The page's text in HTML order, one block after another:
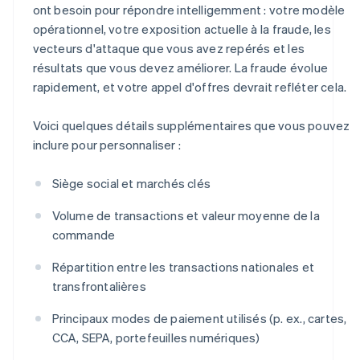
ont besoin pour répondre intelligemment : votre modèle
opérationnel, votre exposition actuelle à la fraude, les
vecteurs d'attaque que vous avez repérés et les
résultats que vous devez améliorer. La fraude évolue
rapidement, et votre appel d'offres devrait refléter cela.
Voici quelques détails supplémentaires que vous pouvez
inclure pour personnaliser :
Siège social et marchés clés
Volume de transactions et valeur moyenne de la
commande
Répartition entre les transactions nationales et
transfrontalières
Principaux modes de paiement utilisés (p. ex., cartes,
CCA, SEPA, portefeuilles numériques)